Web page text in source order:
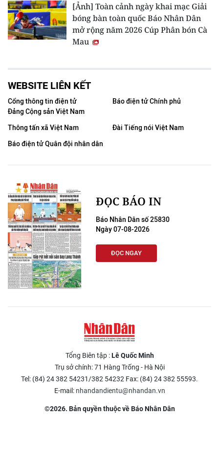
[Ảnh] Toàn cảnh ngày khai mạc Giải
bóng bàn toàn quốc Báo Nhân Dân
mở rộng năm 2026 Cúp Phân bón Cà
Mau
WEBSITE LIÊN KẾT
Cổng thông tin điện tử
Đảng Cộng sản Việt Nam
Báo điện tử Chính phủ
Thông tấn xã Việt Nam
Đài Tiếng nói Việt Nam
Báo điện tử Quân đội nhân dân
ĐỌC BÁO IN
Báo Nhân Dân số 25830
Ngày 07-08-2026
ĐỌC NGAY
Tổng Biên tập :Lê Quốc Minh
Trụ sở chính: 71 Hàng Trống - Hà Nội
Tel: (84) 24 382 54231/382 54232 Fax: (84) 24 382 55593.
E-mail: nhandandientu@nhandan.vn
©2026. Bản quyền thuộc về Báo Nhân Dân